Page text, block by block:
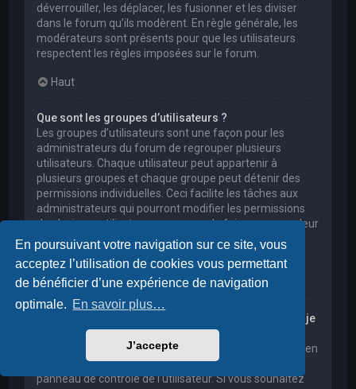
En poursuivant votre navigation sur ce site, vous
acceptez l’utilisation de cookies vous permettant
de bénéficier d’une expérience de navigation
optimale. En savoir plus…
J’accepte
déverrouiller, les déplacer, les fusionner et les diviser
dans le forum qu’ils modèrent. En règle générale, les
modérateurs sont présents pour que les utilisateurs
respectent les règles imposées sur le forum.
Haut
Que sont les groupes d’utilisateurs ?
Les groupes d’utilisateurs sont une façon pour les
administrateurs du forum de regrouper plusieurs
utilisateurs. Chaque utilisateur peut appartenir à
plusieurs groupes et chaque groupe peut détenir des
permissions individuelles. Ceci facilite les tâches aux
administrateurs qui pourront modifier les permissions
de plusieurs utilisateurs en une seule fois, ou encore leur
accorder des pouvoirs de modération, ou bien leur
donner accès à un forum privé.
Haut
Où sont les groupes d’utilisateurs et comment puis-je
en rejoindre un ?
Vous pouvez consulter tous les groupes d’utilisateurs en
cliquant sur le lien « Groupes d’utilisateurs » depuis le
panneau de contrôle de l’utilisateur. Si vous souhaitez